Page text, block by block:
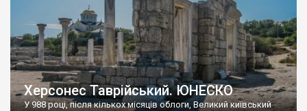
Херсонес Таврійський. ЮНЕСКО
У 988 році, після кількох місяців облоги, Великий київський